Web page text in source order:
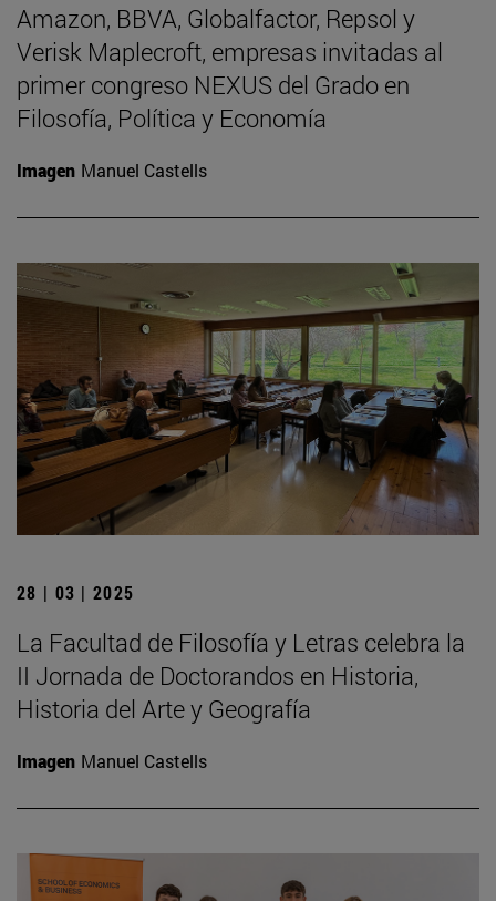
Amazon, BBVA, Globalfactor, Repsol y
Verisk Maplecroft, empresas invitadas al
primer congreso NEXUS del Grado en
Filosofía, Política y Economía
Imagen Manuel Castells
28 | 03 | 2025
La Facultad de Filosofía y Letras celebra la
II Jornada de Doctorandos en Historia,
Historia del Arte y Geografía
Imagen Manuel Castells